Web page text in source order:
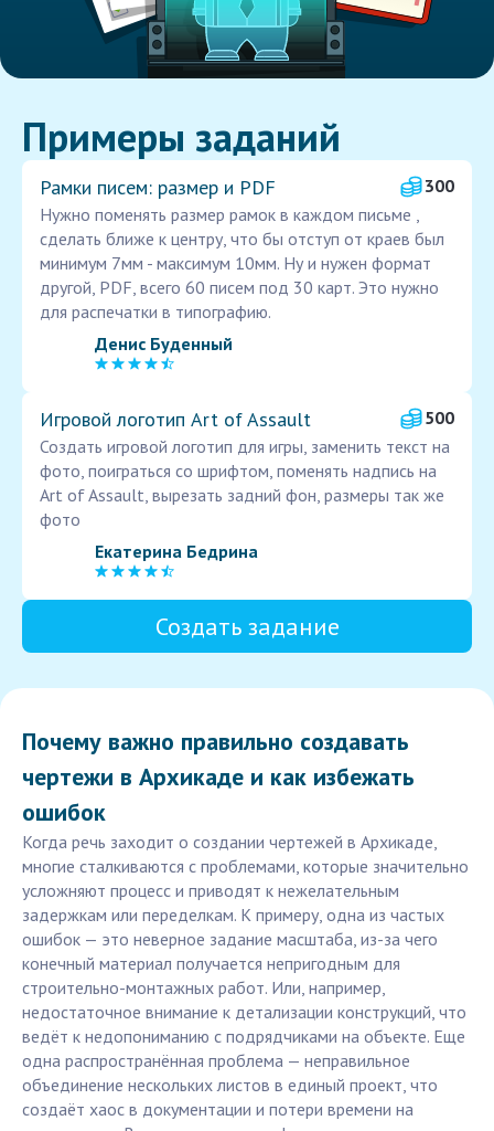
Примеры заданий
Рамки писем: размер и PDF
300
Нужно поменять размер рамок в каждом письме ,
сделать ближе к центру, что бы отступ от краев был
минимум 7мм - максимум 10мм. Ну и нужен формат
другой, PDF, всего 60 писем под 30 карт. Это нужно
для распечатки в типографию.
Денис Буденный
Игровой логотип Art of Assault
500
Создать игровой логотип для игры, заменить текст на
фото, поиграться со шрифтом, поменять надпись на
Art of Assault, вырезать задний фон, размеры так же
фото
Екатерина Бедрина
Создать задание
Почему важно правильно создавать
чертежи в Архикаде и как избежать
ошибок
Когда речь заходит о создании чертежей в Архикаде,
многие сталкиваются с проблемами, которые значительно
усложняют процесс и приводят к нежелательным
задержкам или переделкам. К примеру, одна из частых
ошибок — это неверное задание масштаба, из-за чего
конечный материал получается непригодным для
строительно-монтажных работ. Или, например,
недостаточное внимание к детализации конструкций, что
ведёт к недопониманию с подрядчиками на объекте. Еще
одна распространённая проблема — неправильное
объединение нескольких листов в единый проект, что
создаёт хаос в документации и потери времени на